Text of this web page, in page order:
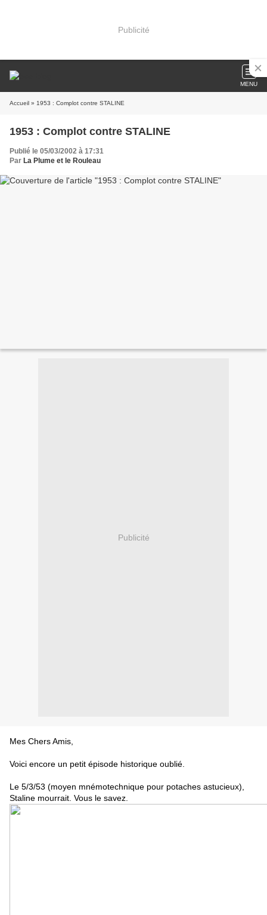
Publicité
MENU
Accueil » 1953 : Complot contre STALINE
1953 : Complot contre STALINE
Publié le 05/03/2002 à 17:31
Par La Plume et le Rouleau
Publicité
Mes Chers Amis,
Voici encore un petit épisode historique oublié.
Le 5/3/53 (moyen mnémotechnique pour potaches astucieux),
Staline mourrait. Vous le savez.